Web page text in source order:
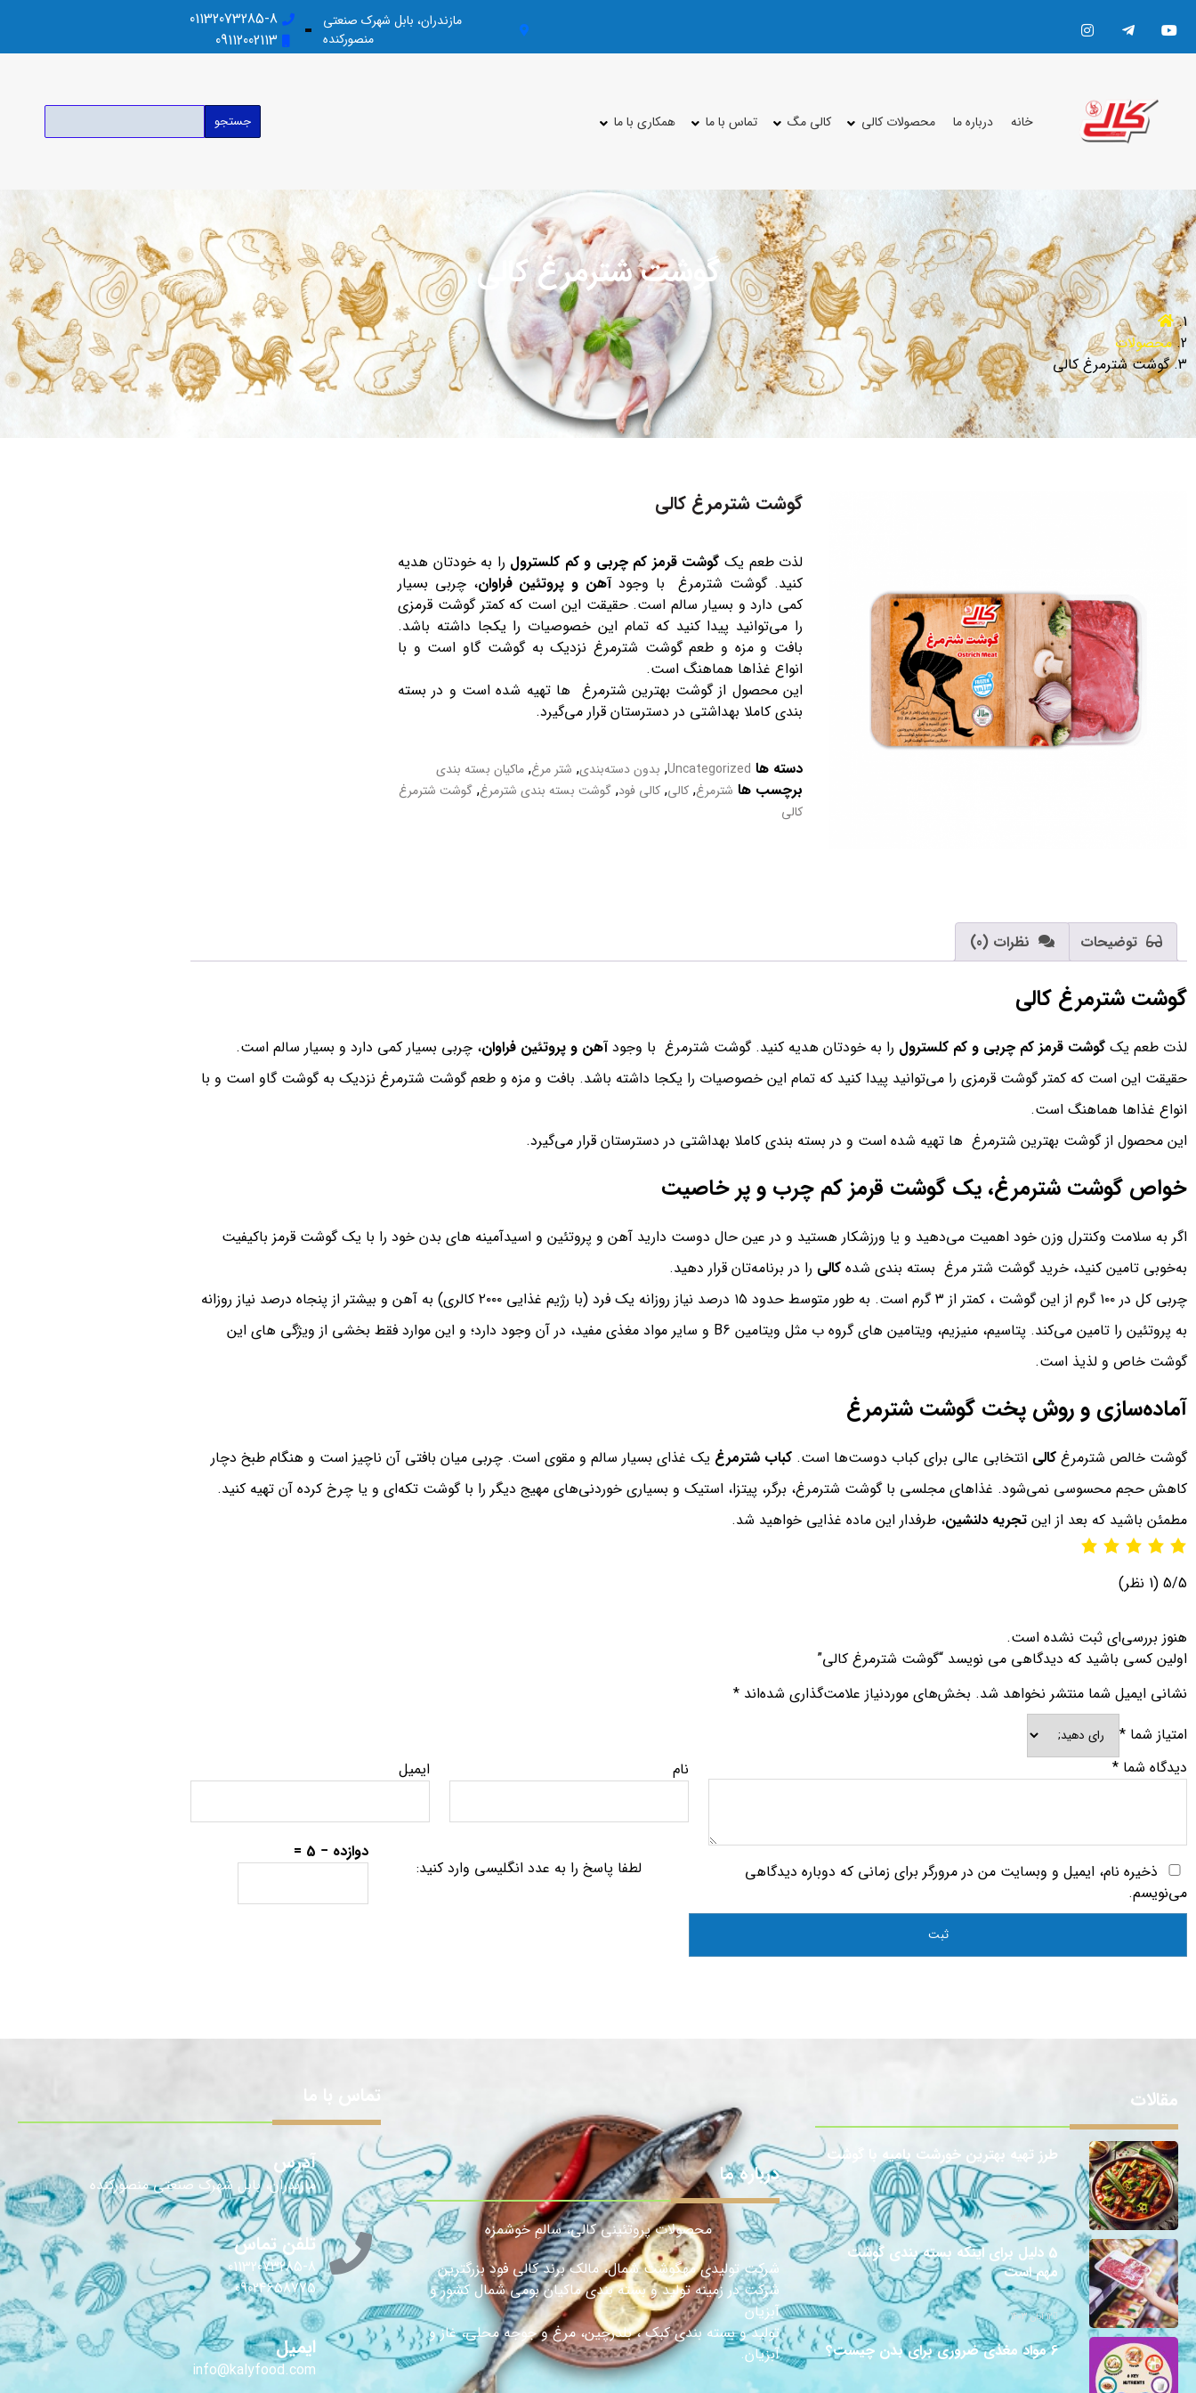
مازندران، بابل شهرک صنعتی
منصورکنده
01132073285-8
09112002113
خانه درباره ما محصولات کالی کالی مگ تماس با ما همکاری با ما جستجو
گوشت شترمرغ کالی
محصولات
گوشت شترمرغ کالی
گوشت شترمرغ کالی
لذت طعم یک گوشت قرمز کم چربی و کم کلسترول را به خودتان هدیه
کنید. گوشت شترمرغ با وجودآهن و پروتئین فراوان، چربی بسیار
کمی دارد و بسیار سالم است. حقیقت این است که کمتر گوشت قرمزی
را می‌توانید پیدا کنید که تمام این خصوصیات را یکجا داشته باشد.
بافت و مزه و طعم گوشت شترمرغ نزدیک به گوشت گاو است و با
انواع غذاها هماهنگ است.
این محصول از گوشت بهترین شترمرغ ها تهیه شده است و در بسته
بندی کاملا بهداشتی در دسترستان قرار می‌گیرد.
دسته ها Uncategorized
, بدون دسته‌بندی, شتر مرغ, ماکیان بسته بندی
برچسب ها شترمرغ, کالی, کالی فود, گوشت بسته بندی شترمرغ, گوشت شترمرغ
کالی
توضیحات نظرات (0)
گوشت شترمرغ کالی
لذت طعم یک گوشت قرمز کم چربی و کم کلسترول را به خودتان هدیه کنید. گوشت شترمرغ با وجودآهن و پروتئین فراوان، چربی بسیار کمی دارد و بسیار سالم است.
حقیقت این است که کمتر گوشت قرمزی را می‌توانید پیدا کنید که تمام این خصوصیات را یکجا داشته باشد. بافت و مزه و طعم گوشت شترمرغ نزدیک به گوشت گاو است و با
انواع غذاها هماهنگ است.
این محصول از گوشت بهترین شترمرغ ها تهیه شده است و در بسته بندی کاملا بهداشتی در دسترستان قرار می‌گیرد.
خواص گوشت شترمرغ، یک گوشت قرمز کم چرب و پر خاصیت
اگر به سلامت وکنترل وزن خود اهمیت می‌دهید و یا ورزشکار هستید و در عین حال دوست دارید آهن و پروتئین و اسیدآمینه های بدن خود را با یک گوشت قرمز باکیفیت
به‌خوبی تامین کنید، خرید گوشت شتر مرغ بسته بندی شده کالی را در برنامه‌تان قرار دهید.
چربی کل در ۱۰۰ گرم از این گوشت ، کمتر از ۳ گرم است. به طور متوسط حدود ۱۵ درصد نیاز روزانه یک فرد (با رژیم غذایی ۲۰۰۰ کالری) به آهن و بیشتر از پنجاه درصد نیاز روزانه
به پروتئین را تامین می‌کند. پتاسیم، منیزیم، ویتامین های گروه ب مثل ویتامین B6 و سایر مواد مغذی مفید، در آن وجود دارد؛ و این موارد فقط بخشی از ویژگی های این
گوشت خاص و لذیذ است.
آمادهسازی و روش پخت گوشت شترمرغ
گوشت خالص شترمرغ کالی انتخابی عالی برای کباب دوست‌ها است. کباب شترمرغ یک غذای بسیار سالم و مقوی است. چربی میان بافتی آن ناچیز است و هنگام طبخ دچار
کاهش حجم محسوسی نمی‌شود. غذاهای مجلسی با گوشت شترمرغ، برگر، پیتزا، استیک و بسیاری خوردنی‌های مهیج دیگر را با گوشت تکه‌ای و یا چرخ کرده آن تهیه کنید.
مطمئن باشید که بعد از این تجریه دلنشین، طرفدار این ماده غذایی خواهید شد.
5/5 (1 نظر)
هنوز بررسی‌ای ثبت نشده است.
اولین کسی باشید که دیدگاهی می نویسد “گوشت شترمرغ کالی”
نشانی ایمیل شما منتشر نخواهد شد. بخش‌های موردنیاز علامت‌گذاری شده‌اند *
امتیاز شما *
دیدگاه شما * نام ایمیل
ذخیره نام، ایمیل و وبسایت من در مرورگر برای زمانی که دوباره دیدگاهی
می‌نویسم.
لطفا پاسخ را به عدد انگلیسی وارد کنید:
دوازده − 5 =
مقالات
طرز تهیه بهترین خورشت بامیه با گوشت
12 آبان 1403
5 دلیل برای اینکه بسته بندی گوشت
مهم است
12 آبان 1403
6 مواد مغذی ضروری برای بدن چیست؟
درباره ما
محصولات پروتئینی کالی، سالمِ خوشمزه
شرکت تولیدی مهگوشت شمال، مالک برند کالی فود بزرگترین
شرکت در زمینه تولید و بسته بندی ماکیان بومی شمال کشور و
آبزیان
تولید و بسته بندی کبک ، بلدرچین، مرغ و جوجه محلی، غاز و
آبزیان.
تماس با ما
آدرس
مازندران، بابل شهرک صنعتی منصورکنده
تلفن تماس
01132073285-8
09024658775
ایمیل
info@kalyfood.com